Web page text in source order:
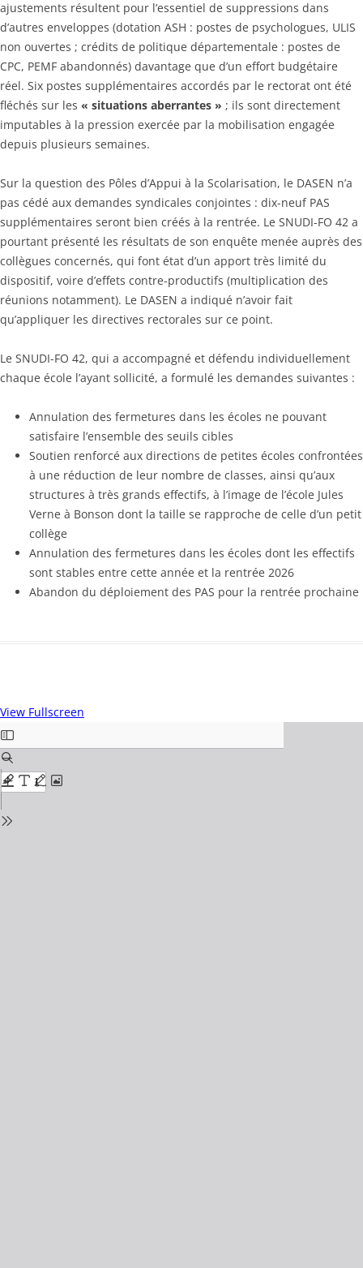
ajustements résultent pour l’essentiel de suppressions dans
d’autres enveloppes (dotation ASH : postes de psychologues, ULIS
non ouvertes ; crédits de politique départementale : postes de
CPC, PEMF abandonnés) davantage que d’un effort budgétaire
réel. Six postes supplémentaires accordés par le rectorat ont été
fléchés sur les « situations aberrantes » ; ils sont directement
imputables à la pression exercée par la mobilisation engagée
depuis plusieurs semaines.
Sur la question des Pôles d’Appui à la Scolarisation, le DASEN n’a
pas cédé aux demandes syndicales conjointes : dix-neuf PAS
supplémentaires seront bien créés à la rentrée. Le SNUDI-FO 42 a
pourtant présenté les résultats de son enquête menée auprès des
collègues concernés, qui font état d’un apport très limité du
dispositif, voire d’effets contre-productifs (multiplication des
réunions notamment). Le DASEN a indiqué n’avoir fait
qu’appliquer les directives rectorales sur ce point.
Le SNUDI-FO 42, qui a accompagné et défendu individuellement
chaque école l’ayant sollicité, a formulé les demandes suivantes :
Annulation des fermetures dans les écoles ne pouvant
satisfaire l’ensemble des seuils cibles
Soutien renforcé aux directions de petites écoles confrontées
à une réduction de leur nombre de classes, ainsi qu’aux
structures à très grands effectifs, à l’image de l’école Jules
Verne à Bonson dont la taille se rapproche de celle d’un petit
collège
Annulation des fermetures dans les écoles dont les effectifs
sont stables entre cette année et la rentrée 2026
Abandon du déploiement des PAS pour la rentrée prochaine
View Fullscreen